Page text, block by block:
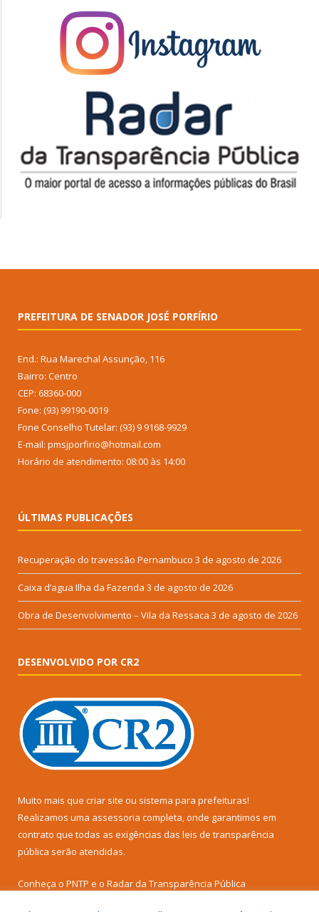
PREFEITURA DE SENADOR JOSÉ PORFÍRIO
End.: Rua Marechal Assunção, 116
Bairro: Centro
CEP: 68360-000
Fone: (93) 99190-0019
Fone Conselho Tutelar: (93) 9 9168-9929
E-mail: pmsjporfirio@hotmail.com
Horário de atendimento: 08:00 às 14:00
ÚLTIMAS PUBLICAÇÕES
Recuperação do travessão Pernambuco 3 de agosto de 2026
Caixa d’agua Ilha da Fazenda 3 de agosto de 2026
Obra de Desenvolvimento – Vila da Ressaca 3 de agosto de 2026
DESENVOLVIDO POR CR2
Muito mais que criar site ou sistema para prefeituras!
Realizamos uma assessoria completa, onde garantimos em
contrato que todas as exigências das leis de transparência
pública serão atendidas.
Conheça o PNTP e o Radar da Transparência Pública